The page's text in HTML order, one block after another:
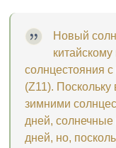
Новый
солнцестояния
(Z11).
зимними
дней,
дней, но,